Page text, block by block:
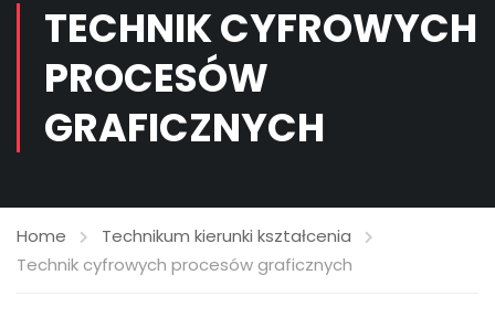
TECHNIK CYFROWYCH
PROCESÓW
GRAFICZNYCH
Home
Technikum kierunki kształcenia
Technik cyfrowych procesów graficznych